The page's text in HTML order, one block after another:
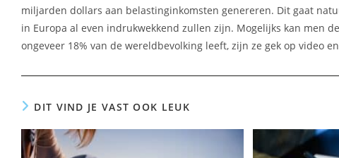
miljarden dollars aan belastinginkomsten genereren. Dit gaat
in Europa al even indrukwekkend zullen zijn. Mogelijks kan men
ongeveer 18% van de wereldbevolking leeft, zijn ze gek op video
DIT VIND JE VAST OOK LEUK